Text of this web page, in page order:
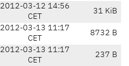
2012-03-12 14:56
CET
31 KiB
2012-03-13 11:17
CET
8732 B
2012-03-13 11:17
CET
237 B